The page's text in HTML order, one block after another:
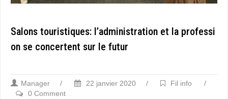
Salons touristiques: l’administration et la professi
on se concertent sur le futur
Manager / 22 janvier 2020 / Fil info
/
0 Comment